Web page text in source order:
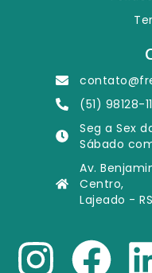
(51) 98128-
Seg a Sex
Sábado
Av.
Centro,
Lajeado -